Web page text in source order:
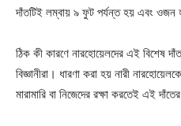
দাঁতটিই লম্বায় ৯ ফুট পর্যন্ত হয় এবং
ঠিক কী কারণে নারহোয়েলদের এই বিশেষ
বিজ্ঞানীরা। ধারণা করা হয় নারী
মারামারি বা নিজেদের রক্ষা করতেই এই